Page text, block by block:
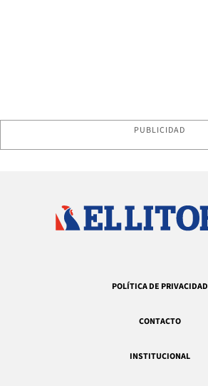
PUBLICIDAD
POLÍTICA DE PRIVACIDAD
CONTACTO
INSTITUCIONAL